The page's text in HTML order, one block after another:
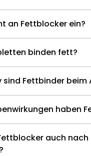
an Fettblocker ein?
binden fett?
sind Fettbinder beim
haben
auch nach